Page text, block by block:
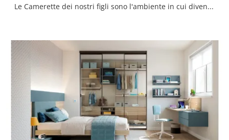
Le Camerette dei nostri figli sono l'ambiente in cui diventeranno grandi giocando e sognando, quindi è imprescindibile che lo spazio sia pratico.